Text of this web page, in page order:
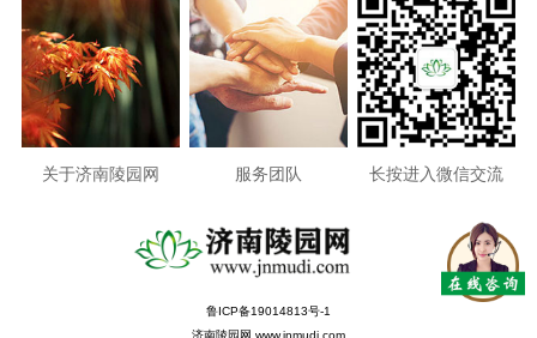
关于济南陵园网 服务团队 长按进入微信交流
鲁ICP备19014813号-1
济南陵园网 www.jnmudi.com